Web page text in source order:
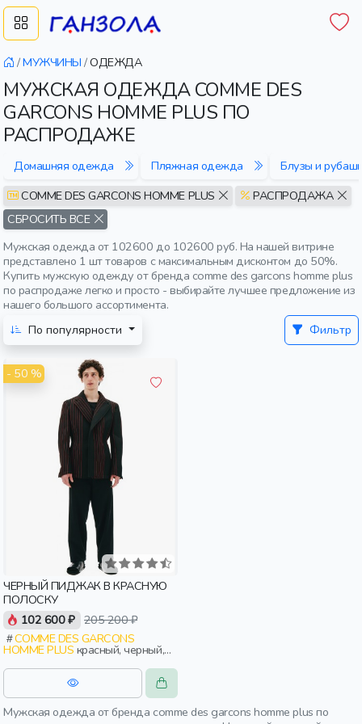
/МУЖЧИНЫ /ОДЕЖДА
МУЖСКАЯ ОДЕЖДА COMME DES
GARCONS HOMME PLUS ПО
РАСПРОДАЖЕ
Домашняя одежда Пляжная одежда
Блузы и
COMME DES GARCONS HOMME PLUS
РАСПРОДАЖА
СБРОСИТЬ ВСЕ
Мужская одежда от 102600 до 102600 руб. На нашей витрине
представлено 1 шт товаров с максимальным дисконтом до 50%.
Купить мужскую одежду от бренда comme des garcons homme plus
по распродаже легко и просто - выбирайте лучшее предложение из
нашего большого ассортимента.
По популярности
Фильтр
- 50 %
ЧЕРНЫЙ ПИДЖАК В КРАСНУЮ
ПОЛОСКУ
102 600 ₽ 205 200 ₽
COMME DES GARCONS
HOMME PLUS
полоски, мужчины, взрослые
Мужская одежда от бренда comme des garcons homme plus по